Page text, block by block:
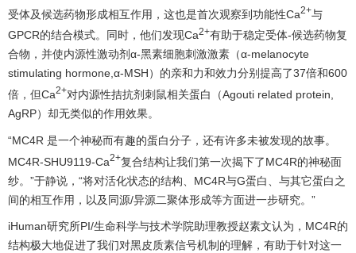
受体及候选药物形成相互作用，这也是首次观察到功能性Ca2+与
GPCR的结合模式。同时，他们发现Ca2+有助于稳定受体-候选药物复
合物，并使内源性激动剂α-黑素细胞刺激激素（α-melanocyte
stimulating hormone,α-MSH）的亲和力和效力分别提高了37倍和600
倍，但Ca2+对内源性拮抗剂刺鼠相关蛋白（Agouti related protein,
AgRP）却无类似的作用效果。
“MC4R 是一个神秘而有趣的蛋白分子，还有许多未被发现的故事。
MC4R-SHU9119-Ca2+复合结构让我们第一次揭下了MC4R的神秘面
纱。”于静说，“将对活化状态的结构、MC4R与G蛋白、与其它蛋白之
间的相互作用，以及同源/异源二聚体形成等方面进一步研究。”
iHuman研究所PI/生命科学与技术学院助理教授赵素文认为，MC4R的
结构极大地促进了我们对黑皮质素信号机制的理解，有助于针对这一